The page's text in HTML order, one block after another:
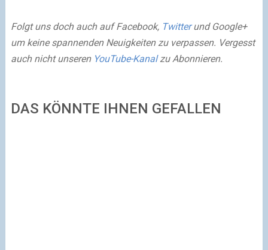
Folgt uns doch auch auf Facebook, Twitterund Google+
um keine spannenden Neuigkeiten zu verpassen. Vergesst
auch nicht unseren YouTube-Kanalzu Abonnieren.
DAS KÖNNTE IHNEN GEFALLEN